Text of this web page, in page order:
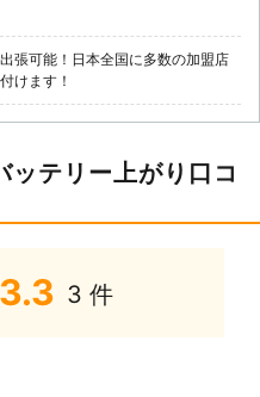
張可能！日本全国に多数の加盟店
けます！
ッテリー上がり口コ
3.3 3 件